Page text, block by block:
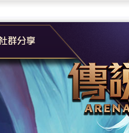
官方粉絲團
YouTube